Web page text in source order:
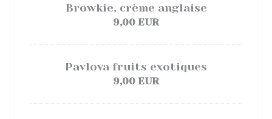
Browkie, crème anglaise
9,00 EUR
Pavlova fruits exotiques
9,00 EUR